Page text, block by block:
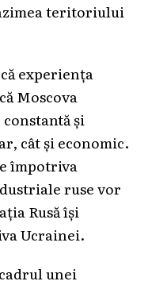
teritoriului
experiența
Moscova
și
cât și economic.
împotriva
ruse vor
Rusă își
Ucrainei.
unei